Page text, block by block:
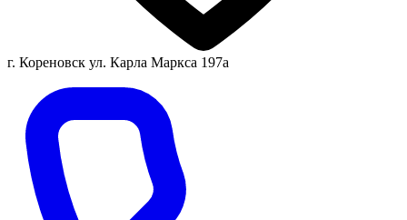
г. Кореновск ул. Карла Маркса 197а